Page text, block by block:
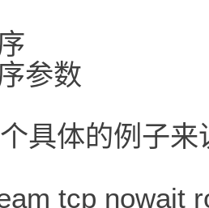
参数
具体的例子
tcp nowait